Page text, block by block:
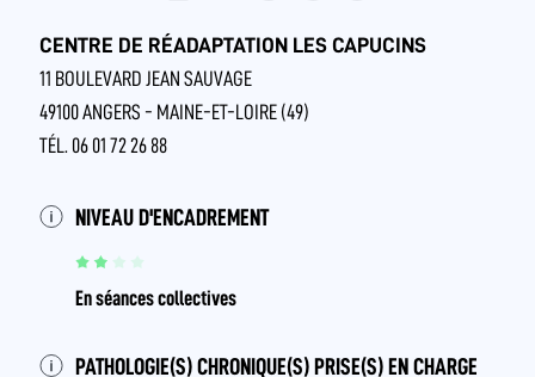
CENTRE DE RÉADAPTATION LES CAPUCINS
11 BOULEVARD JEAN SAUVAGE
49100 ANGERS - MAINE-ET-LOIRE (49)
TÉL. 06 01 72 26 88
NIVEAU D'ENCADREMENT
En séances collectives
PATHOLOGIE(S) CHRONIQUE(S) PRISE(S) EN CHARGE